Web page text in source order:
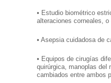
• Estudio biométrico
alteraciones corneales,
• Asepsia cuidadosa de
• Equipos de cirugías
quirúrgica, manoplas del
cambiados entre ambos